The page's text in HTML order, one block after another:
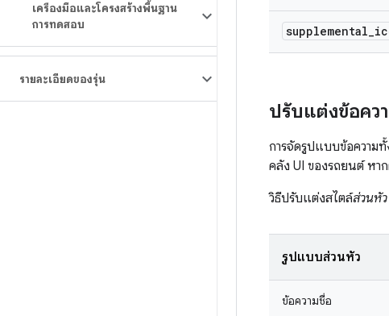
เครื่องมือและโครงสร้างพื้นฐาน
การทดสอบ
รายละเอียดของรุ่น
supplemental_
ปรับแต่งข้อคว
การจัดรูปแบบข้อความ
คลัง UI ของรถยนต์ หา
วิธีปรับแต่งสไตล์ส่วนหัว
รูปแบบส่วนหัว
ข้อความชื่อ